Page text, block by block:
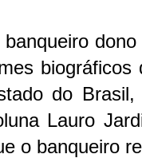
banqueiro
biográficos
do
Lauro
o banqueiro